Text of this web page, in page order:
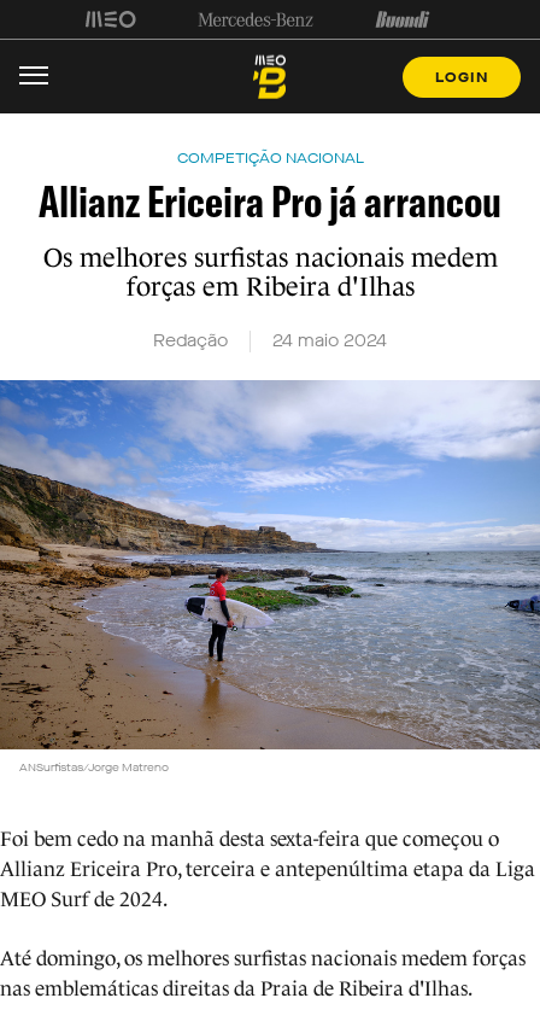
LOGIN
COMPETIÇÃO NACIONAL
Allianz Ericeira Pro já arrancou
Os melhores surfistas nacionais medem
forças em Ribeira d'Ilhas
Redação 24 maio 2024
ANSurfistas/Jorge Matreno
Foi bem cedo na manhã desta sexta-feira que começou o
Allianz Ericeira Pro, terceira e antepenúltima etapa da Liga
MEO Surf de 2024.
Até domingo, os melhores surfistas nacionais medem forças
nas emblemáticas direitas da Praia de Ribeira d'Ilhas.